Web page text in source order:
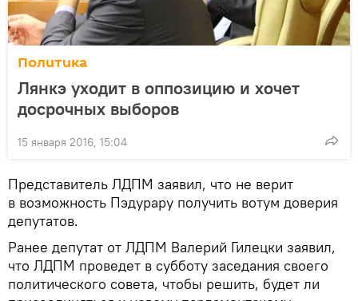
Политика
Лянкэ уходит в оппозицию и хочет
досрочных выборов
15 января 2016, 15:04
Представитель ЛДПМ заявил, что не верит
в возможность Пэдурару получить вотум доверия
депутатов.
Ранее депутат от ЛДПМ Валерий Гилецки заявил,
что ЛДПМ проведет в субботу заседания своего
политического совета, чтобы решить, будет ли